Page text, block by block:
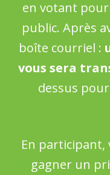
en votant
public. Après
boîte courriel :
vous sera
dessus
En participant,
gagner un